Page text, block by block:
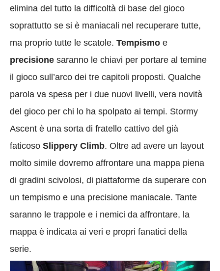
elimina del tutto la difficoltà di base del gioco
soprattutto se si è maniacali nel recuperare tutte,
ma proprio tutte le scatole. Tempismo e
precisione saranno le chiavi per portare al temine
il gioco sull’arco dei tre capitoli proposti. Qualche
parola va spesa per i due nuovi livelli, vera novità
del gioco per chi lo ha spolpato ai tempi. Stormy
Ascent è una sorta di fratello cattivo del già
faticoso Slippery Climb. Oltre ad avere un layout
molto simile dovremo affrontare una mappa piena
di gradini scivolosi, di piattaforme da superare con
un tempismo e una precisione maniacale. Tante
saranno le trappole e i nemici da affrontare, la
mappa è indicata ai veri e propri fanatici della
serie.